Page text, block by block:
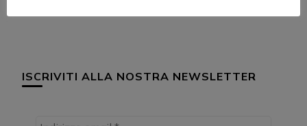
ISCRIVITI ALLA NOSTRA NEWSLETTER